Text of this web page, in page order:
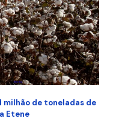
milhão de toneladas de
Etene